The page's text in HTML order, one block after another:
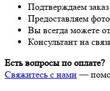
Подтверждаем
Предоставляем
Вы всегда можете
Консультант на
Есть вопросы по оплате?
Свяжитесь с нами—